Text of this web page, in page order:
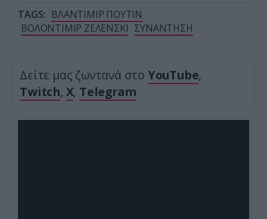
TAGS: ΒΛΑΝΤΙΜΙΡ ΠΟΥΤΙΝ
ΒΟΛΟΝΤΙΜΙΡ ΖΕΛΕΝΣΚΙ ΣΥΝΑΝΤΗΣΗ
Δείτε μας ζωντανά στο YouTube,
Twitch, X, Telegram